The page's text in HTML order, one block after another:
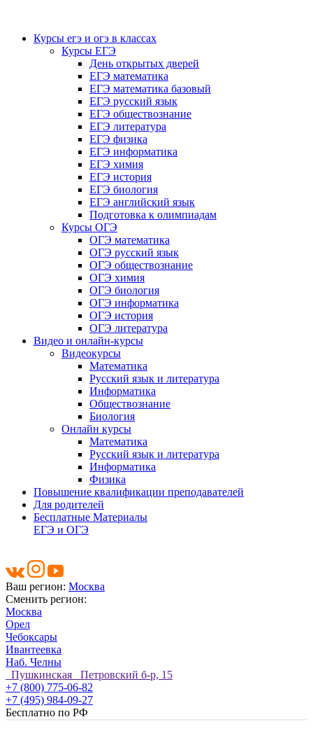
Курсы егэ и огэ в классах
Курсы ЕГЭ
День открытых дверей
ЕГЭ математика
ЕГЭ математика базовый
ЕГЭ русский язык
ЕГЭ обществознание
ЕГЭ литература
ЕГЭ физика
ЕГЭ информатика
ЕГЭ химия
ЕГЭ история
ЕГЭ биология
ЕГЭ английский язык
Подготовка к олимпиадам
Курсы ОГЭ
ОГЭ математика
ОГЭ русский язык
ОГЭ обществознание
ОГЭ химия
ОГЭ биология
ОГЭ информатика
ОГЭ история
ОГЭ литература
Видео и онлайн-курсы
Видеокурсы
Математика
Русский язык и литература
Информатика
Обществознание
Биология
Онлайн курсы
Математика
Русский язык и литература
Информатика
Физика
Повышение квалификации преподавателей
Для родителей
Бесплатные Материалы
ЕГЭ и ОГЭ
Ваш регион: Москва
Сменить регион:
Москва
Орел
Чебоксары
Ивантеевка
Наб. Челны
Пушкинская Петровский б-р, 15
+7 (800) 775-06-82
+7 (495) 984-09-27
Бесплатно по РФ